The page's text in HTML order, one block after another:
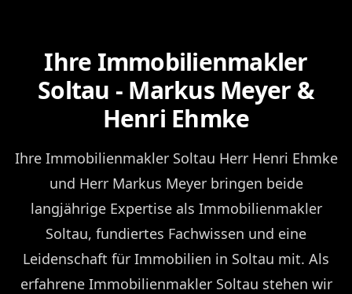
Ihre Immobilienmakler
Soltau - Markus Meyer &
Henri Ehmke
Ihre Immobilienmakler Soltau Herr Henri Ehmke
und Herr Markus Meyer bringen beide
langjährige Expertise als Immobilienmakler
Soltau, fundiertes Fachwissen und eine
Leidenschaft für Immobilien in Soltau mit. Als
erfahrene Immobilienmakler Soltau stehen wir